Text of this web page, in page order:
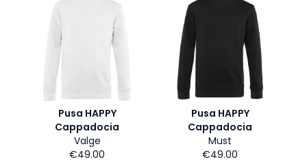
Pusa HAPPY
Cappadocia
Valge
€49.00
Pusa HAPPY
Cappadocia
Must
€49.00